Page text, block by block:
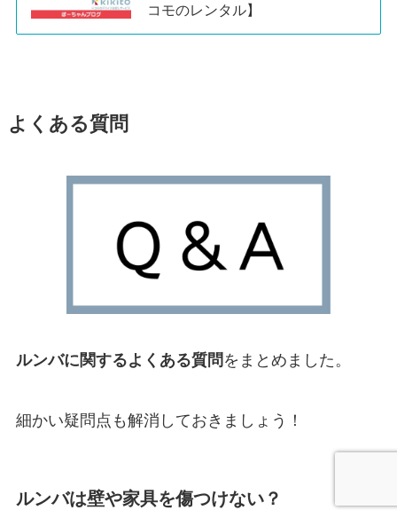
コモのレンタル】
よくある質問
ルンバに関するよくある質問 をまとめました。
細かい疑問点も解消しておきましょう！
ルンバは壁や家具を傷つけない？